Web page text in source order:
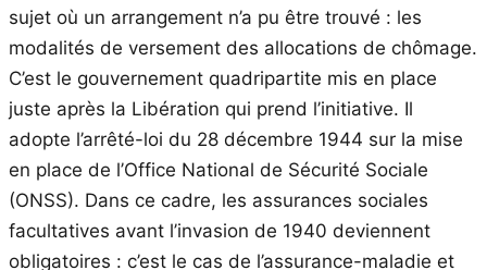
sujet où un arrangement n’a pu être trouvé : les
modalités de versement des allocations de chômage.
C’est le gouvernement quadripartite mis en place
juste après la Libération qui prend l’initiative. Il
adopte l’arrêté-loi du 28 décembre 1944 sur la mise
en place de l’Office National de Sécurité Sociale
(ONSS). Dans ce cadre, les assurances sociales
facultatives avant l’invasion de 1940 deviennent
obligatoires : c’est le cas de l’assurance-maladie et